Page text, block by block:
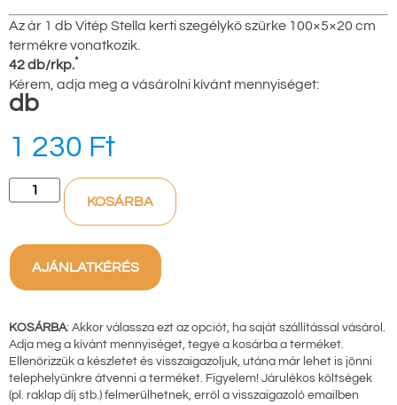
Az ár 1 db Vitép Stella kerti szegélykő szürke 100×5×20 cm
termékre vonatkozik.
42 db/rkp.*
Kérem, adja meg a vásárolni kívánt mennyiséget:
db
1 230 Ft
KOSÁRBA
AJÁNLATKÉRÉS
KOSÁRBA: Akkor válassza ezt az opciót, ha saját szállítással vásárol.
Adja meg a kívánt mennyiséget, tegye a kosárba a terméket.
Ellenőrizzük a készletet és visszaigazoljuk, utána már lehet is jönni
telephelyünkre átvenni a terméket. Figyelem! Járulékos költségek
(pl. raklap díj stb.) felmerülhetnek, erről a visszaigazoló emailben